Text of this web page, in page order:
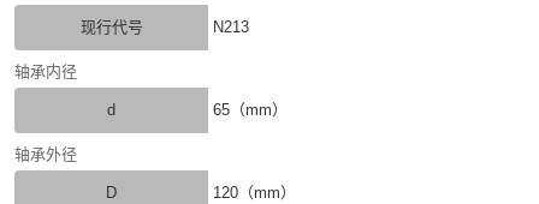
现行代号 N213
轴承内径
d 65（mm）
轴承外径
D 120（mm）